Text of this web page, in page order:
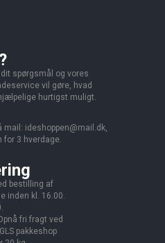
spørgsmål og vores
vil gøre, hvad
hurtigst muligt.
mail: ideshoppen@mail.dk,
for 3 hverdage.
bestilling af
inden kl. 16.00.
fri fragt ved
pakkeshop